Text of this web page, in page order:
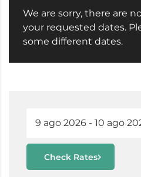
We are sorry, there are
your requested dates.
some different dates.
Check Rates